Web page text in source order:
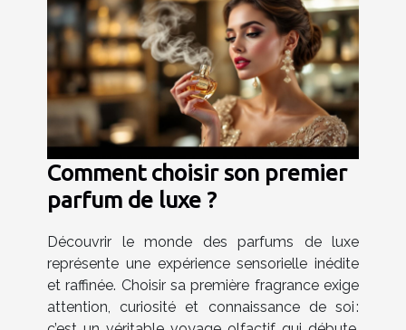
Comment choisir son premier
parfum de luxe ?
Découvrir le monde des parfums de luxe
représente une expérience sensorielle inédite
et raffinée. Choisir sa première fragrance exige
attention, curiosité et connaissance de soi :